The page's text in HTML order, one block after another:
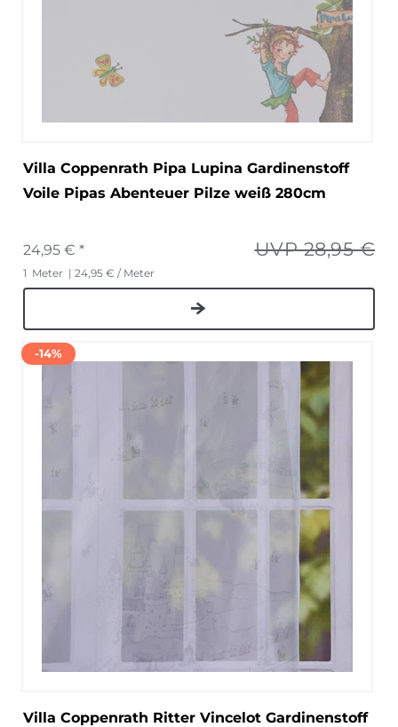
Villa Coppenrath Pipa Lupina Gardinenstoff
Voile Pipas Abenteuer Pilze weiß 280cm
UVP 28,95 €
24,95 € *
1 Meter | 24,95 € / Meter
-14%
Villa Coppenrath Ritter Vincelot Gardinenstoff